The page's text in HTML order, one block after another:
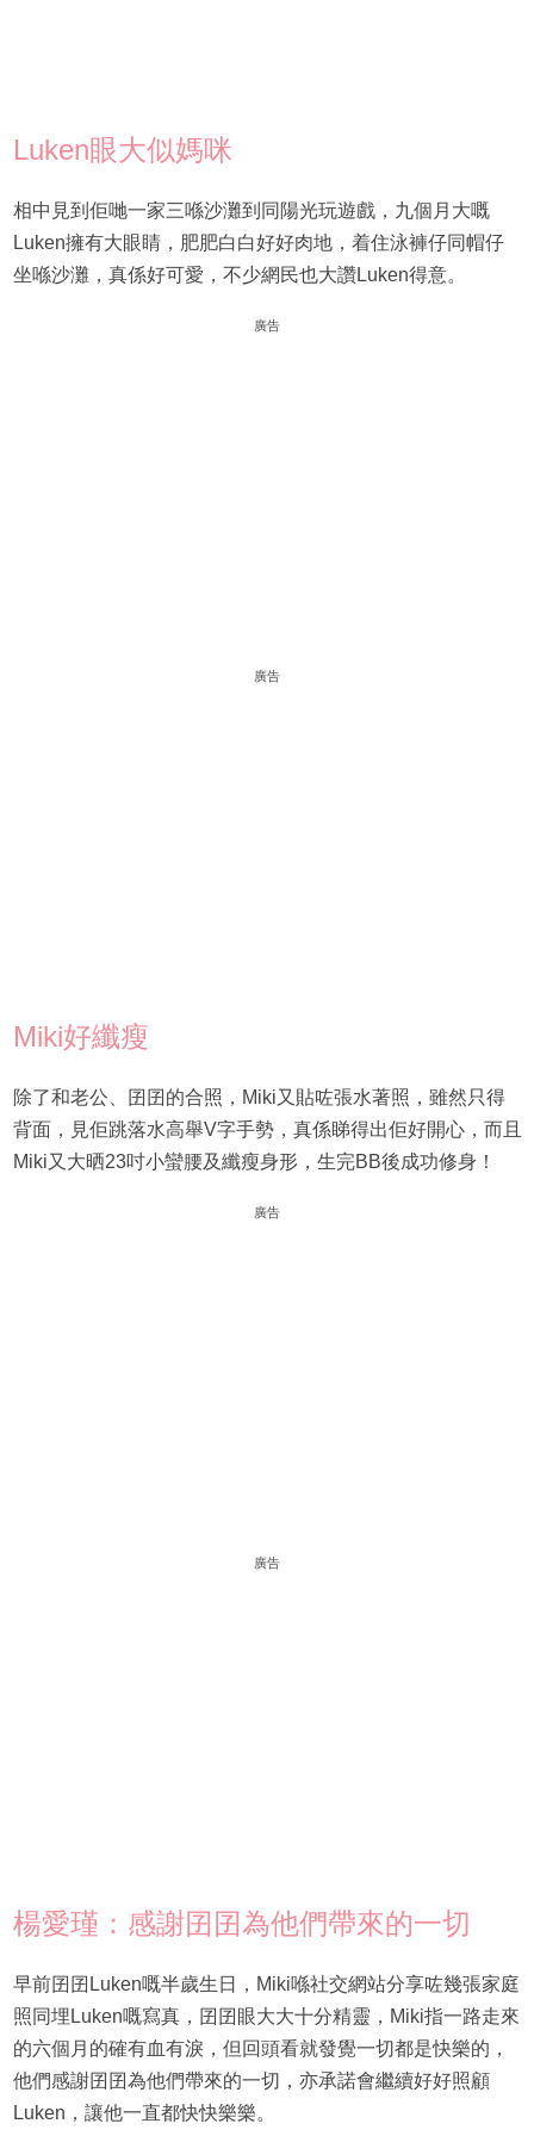
Luken眼大似媽咪
相中見到佢哋一家三喺沙灘到同陽光玩遊戲，九個月大嘅
Luken擁有大眼睛，肥肥白白好好肉地，着住泳褲仔同帽仔
坐喺沙灘，真係好可愛，不少網民也大讚Luken得意。
廣告
廣告
Miki好纖瘦
除了和老公、囝囝的合照，Miki又貼咗張水著照，雖然只得
背面，見佢跳落水高舉V字手勢，真係睇得出佢好開心，而且
Miki又大晒23吋小蠻腰及纖瘦身形，生完BB後成功修身！
廣告
廣告
楊愛瑾：感謝囝囝為他們帶來的一切
早前囝囝Luken嘅半歲生日，Miki喺社交網站分享咗幾張家庭
照同埋Luken嘅寫真，囝囝眼大大十分精靈，Miki指一路走來
的六個月的確有血有淚，但回頭看就發覺一切都是快樂的，
他們感謝囝囝為他們帶來的一切，亦承諾會繼續好好照顧
Luken，讓他一直都快快樂樂。